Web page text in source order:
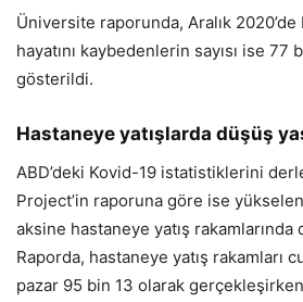
Üniversite raporunda, Aralık 2020’de
hayatını kaybedenlerin sayısı ise 77
gösterildi.
Hastaneye yatışlarda düşüş
ABD’deki Kovid-19 istatistiklerini
Project’in raporuna göre ise
aksine hastaneye yatış
Raporda, hastaneye yatış rakamları
pazar 95 bin 13 olarak